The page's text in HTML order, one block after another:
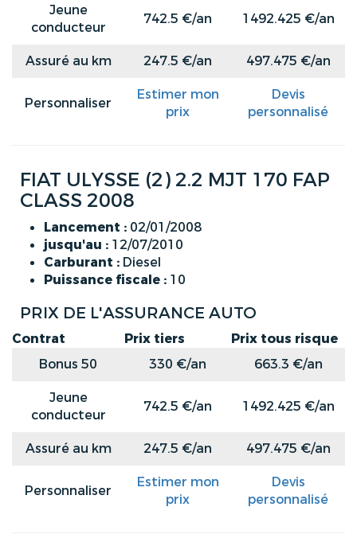
Jeune
conducteur
742.5 €/an 1492.425 €/an
Assuré au km 247.5 €/an 497.475 €/an
Personnaliser
Estimer mon
prix
Devis
personnalisé
FIAT ULYSSE (2) 2.2 MJT 170 FAP
CLASS 2008
Lancement : 02/01/2008
jusqu'au : 12/07/2010
Carburant : Diesel
Puissance fiscale : 10
PRIX DE L'ASSURANCE AUTO
Contrat Prix tiers
Prix tous risque
Bonus 50
330 €/an
663.3 €/an
Jeune
conducteur
742.5 €/an 1492.425 €/an
Assuré au km 247.5 €/an 497.475 €/an
Personnaliser
Estimer mon
prix
Devis
personnalisé